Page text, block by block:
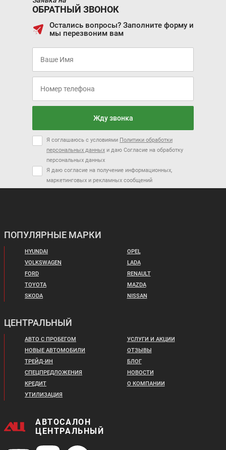
4 674 000 ₽
В кредит от:
1 510 000 ₽
В кредит от:
20 602 ₽/мес.
2 280 000 ₽
31 108 ₽/мес.
DONGFENG DFSK 500
Цена от:
AX7 PLUS
Скоро в продаже
DONGFENG MAGE
Цена от:
В кредит от:
35 460 ₽/мес.
В кредит от:
27 218 ₽/мес.
CHANGAN UNI-K CHANGAN CS55 PLUS
ОБРАТНЫЙ ЗВОНОК
Остались вопросы? Заполните форму и
мы перезвоним вам
Жду звонка
Я соглашаюсь с условиями Политики обработки
персональных данных и даю Согласие на обработку
персональных данных
Я даю согласие на получение информационных,
маркетинговых и рекламных сообщений
ПОПУЛЯРНЫЕ МАРКИ
HYUNDAI
VOLKSWAGEN
FORD
TOYOTA
SKODA
OPEL
LADA
RENAULT
MAZDA
NISSAN
ЦЕНТРАЛЬНЫЙ
АВТО С ПРОБЕГОМ
НОВЫЕ АВТОМОБИЛИ
ТРЕЙД-ИН
СПЕЦПРЕДЛОЖЕНИЯ
КРЕДИТ
УТИЛИЗАЦИЯ
УСЛУГИ И АКЦИИ
ОТЗЫВЫ
БЛОГ
НОВОСТИ
О КОМПАНИИ
АВТОСАЛОН
ЦЕНТРАЛЬНЫЙ